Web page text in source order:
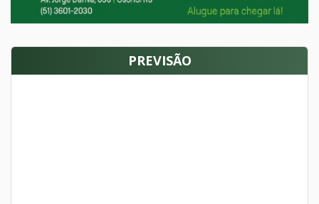
PREVISÃO